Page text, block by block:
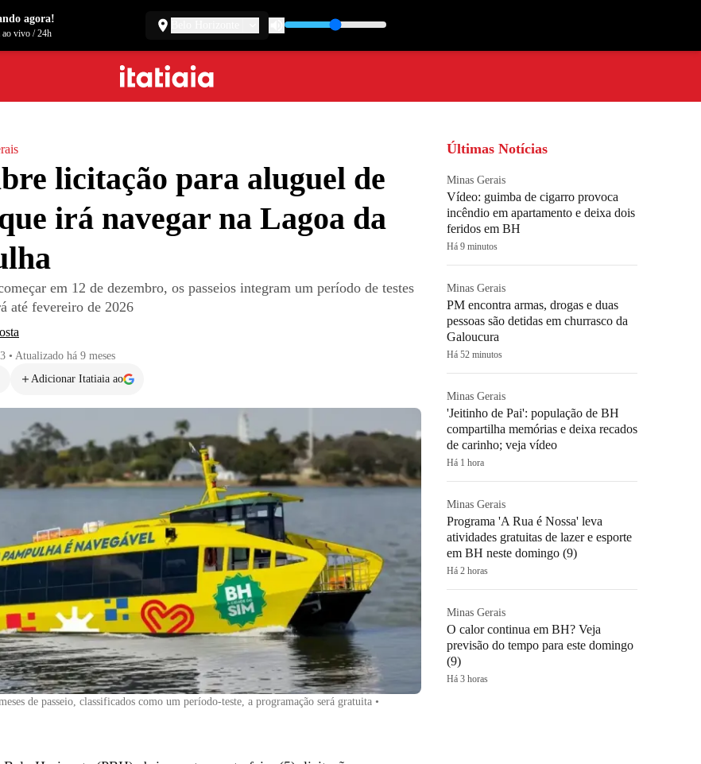
licitação para aluguel de
irá navegar na Lagoa da
em 12 de dezembro, os passeios integram um período de testes
até fevereiro de 2026
• Atualizado há 9 meses
Adicionar Itatiaia ao
de passeio, classificados como um período-teste, a programação será gratuita •
Últimas Notícias
Minas Gerais
Vídeo: guimba de cigarro provoca
incêndio em apartamento e deixa dois
feridos em BH
Há 9 minutos
Minas Gerais
PM encontra armas, drogas e duas
pessoas são detidas em churrasco da
Galoucura
Há 52 minutos
Minas Gerais
'Jeitinho de Pai': população de BH
compartilha memórias e deixa recados
de carinho; veja vídeo
Há 1 hora
Minas Gerais
Programa 'A Rua é Nossa' leva
atividades gratuitas de lazer e esporte
em BH neste domingo (9)
Há 2 horas
Minas Gerais
O calor continua em BH? Veja
previsão do tempo para este domingo
(9)
Há 3 horas
agora!
ao vivo/24h